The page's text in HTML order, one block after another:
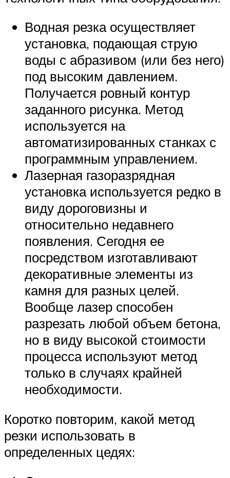
Водная резка осуществляет
установка, подающая струю
воды с абразивом (или без него)
под высоким давлением.
Получается ровный контур
заданного рисунка. Метод
используется на
автоматизированных станках с
программным управлением.
Лазерная газоразрядная
установка используется редко в
виду дороговизны и
относительно недавнего
появления. Сегодня ее
посредством изготавливают
декоративные элементы из
камня для разных целей.
Вообще лазер способен
разрезать любой объем бетона,
но в виду высокой стоимости
процесса используют метод
только в случаях крайней
необходимости.
Коротко повторим, какой метод
резки использовать в
определенных цедях: